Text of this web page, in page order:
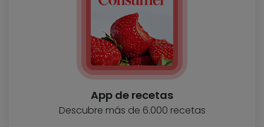
App de recetas
Descubre más de 6.000 recetas